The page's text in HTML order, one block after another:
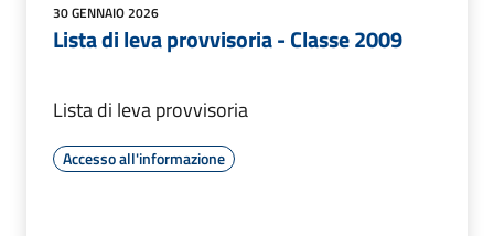
30 GENNAIO 2026
Lista di leva provvisoria - Classe 2009
Lista di leva provvisoria
Accesso all'informazione